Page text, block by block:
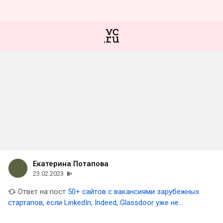
Екатерина Потапова
23.02.2023
Ответ на пост 50+ сайтов с вакансиями зарубежных
стартапов, если LinkedIn, Indeed, Glassdoor уже не